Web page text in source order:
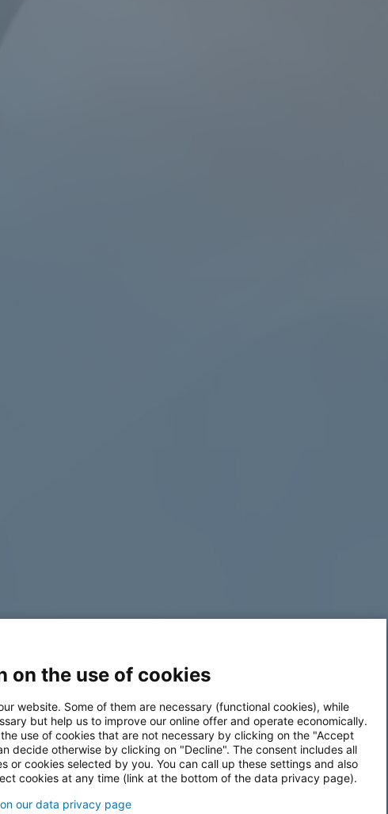
on the use of cookies
website. Some of them are necessary (functional cookies), while
but help us to improve our online offer and operate economically.
use of cookies that are not necessary by clicking on the "Accept
decide otherwise by clicking on "Decline". The consent includes all
or cookies selected by you. You can call up these settings and also
cookies at any time (link at the bottom of the data privacy page).
our data privacy page